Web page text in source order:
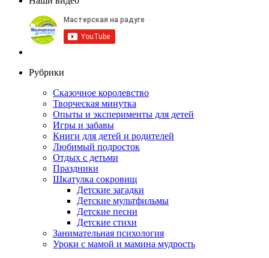
Рубрики
Сказочное королевство
Творческая минутка
Опыты и эксперименты для детей
Игры и забавы
Книги для детей и родителей
Любимый подросток
Отдых с детьми
Праздники
Шкатулка сокровищ
Детские загадки
Детские мультфильмы
Детские песни
Детские стихи
Занимательная психология
Уроки с мамой и мамина мудрость